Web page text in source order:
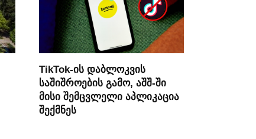
TikTok-ის დაბლოკვის
საშიშროების გამო, აშშ-ში
მისი შემცვლელი აპლიკაცია
შექმნეს